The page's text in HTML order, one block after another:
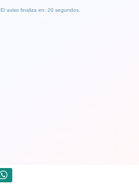
El aviso finaliza en: 19 segundos.